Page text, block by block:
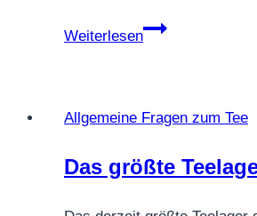
Weiterlesen
Schmierfilm
Allgemeine Fragen zum Tee
Das größte